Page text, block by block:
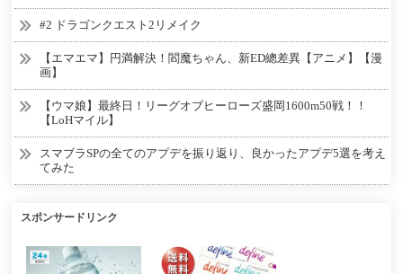
#2 ドラゴンクエスト2リメイク
【エマエマ】円満解決！閻魔ちゃん、新ED總差異【アニメ】【漫
画】
【ウマ娘】最終日！リーグオブヒーローズ盛岡1600m50戦！！
【LoHマイル】
スマブラSPの全てのアプデを振り返り、良かったアプデ5選を考え
てみた
スポンサードリンク